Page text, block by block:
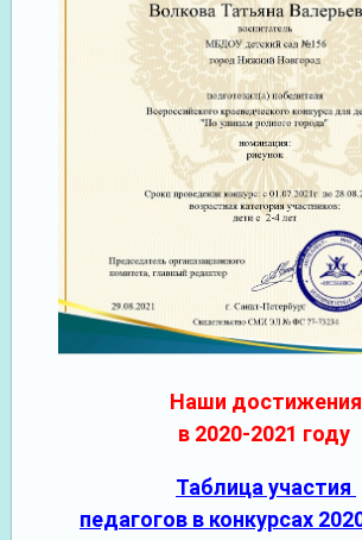
Наши достижения
в 2020-2021 году
Таблица участия
педагогов в конкурсах